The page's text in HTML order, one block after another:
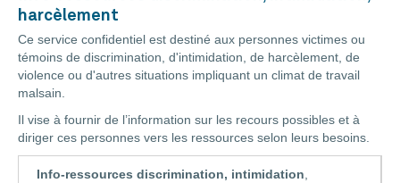
harcèlement
Ce service confidentiel est destiné aux personnes victimes ou
témoins de discrimination, d'intimidation, de harcèlement, de
violence ou d'autres situations impliquant un climat de travail
malsain.
Il vise à fournir de l’information sur les recours possibles et à
diriger ces personnes vers les ressources selon leurs besoins.
Info-ressources discrimination, intimidation